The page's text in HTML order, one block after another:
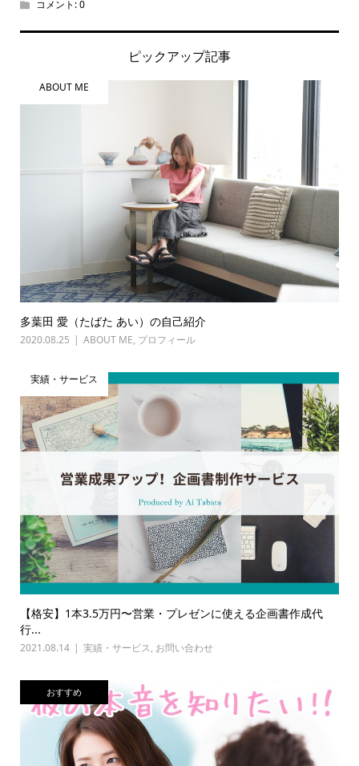
コメント:0
ピックアップ記事
ABOUT ME
多葉田 愛（たばた あい）の自己紹介
2020.08.25 ABOUT ME, プロフィール
実績・サービス
【格安】1本3.5万円〜営業・プレゼンに使える企画書作成代
行...
2021.08.14 実績・サービス, お問い合わせ
おすすめ